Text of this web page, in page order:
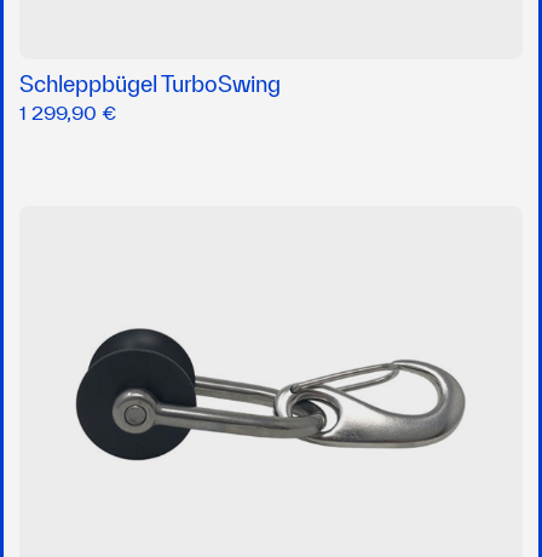
Schleppbügel TurboSwing
1 299,90 €